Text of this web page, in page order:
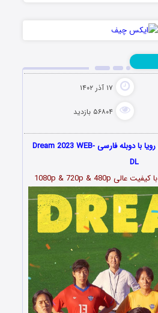
۱۷ آذر ۱۴۰۲
۵۶۸۰۴ بازدید
رویا با دوبله فارسی Dream 2023 WEB-
DL
با کیفیت عالی 1080p & 720p & 480p